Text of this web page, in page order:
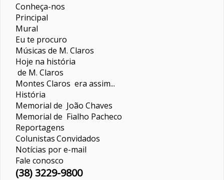
Conheça-nos
Principal
Mural
Eu te procuro
Músicas de M. Claros
Hoje na história
de M. Claros
Montes Claros era assim...
História
Memorial de João Chaves
Memorial de Fialho Pacheco
Reportagens
ColunistasConvidados
Notícias por e-mail
Fale conosco
(38) 3229-9800